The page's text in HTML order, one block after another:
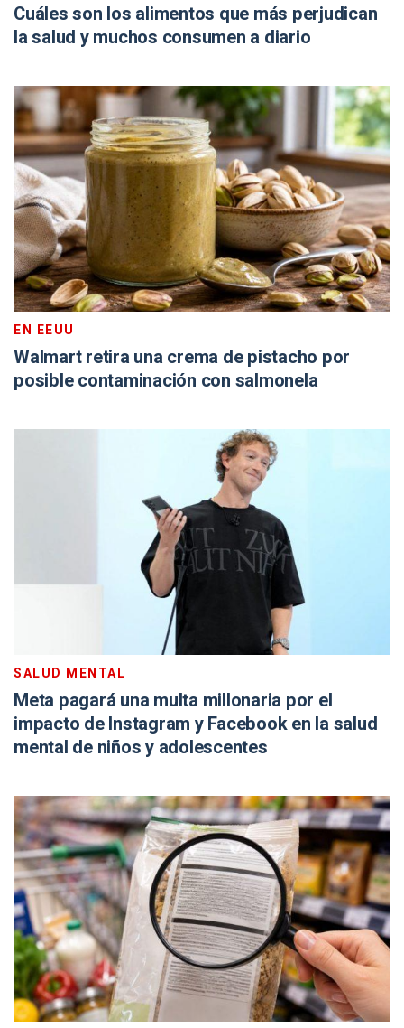
Cuáles son los alimentos que más perjudican
la salud y muchos consumen a diario
EN EEUU
Walmart retira una crema de pistacho por
posible contaminación con salmonela
SALUD MENTAL
Meta pagará una multa millonaria por el
impacto de Instagram y Facebook en la salud
mental de niños y adolescentes